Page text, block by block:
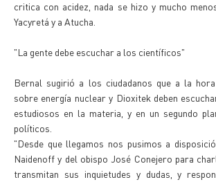
critica con acidez, nada se hizo y mucho
Yacyretá y a Atucha.
"La gente debe escuchar a los científicos"
Bernal sugirió a los ciudadanos que a la
sobre energía nuclear y Dioxitek deben
estudiosos en la materia, y en un segundo
políticos.
"Desde que llegamos nos pusimos a
Naidenoff y del obispo José Conejero para
transmitan sus inquietudes y dudas, y